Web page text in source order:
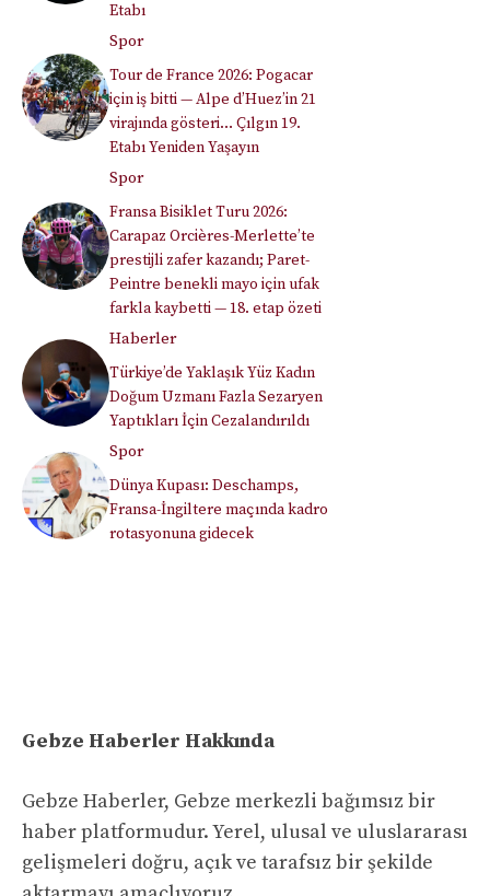
Etabı
Spor
Tour de France 2026: Pogacar
için iş bitti — Alpe d’Huez’in 21
virajında gösteri… Çılgın 19.
Etabı Yeniden Yaşayın
Spor
Fransa Bisiklet Turu 2026:
Carapaz Orcières-Merlette’te
prestijli zafer kazandı; Paret-
Peintre benekli mayo için ufak
farkla kaybetti — 18. etap özeti
Haberler
Türkiye’de Yaklaşık Yüz Kadın
Doğum Uzmanı Fazla Sezaryen
Yaptıkları İçin Cezalandırıldı
Spor
Dünya Kupası: Deschamps,
Fransa-İngiltere maçında kadro
rotasyonuna gidecek
Gebze Haberler Hakkında
Gebze Haberler, Gebze merkezli bağımsız bir
haber platformudur. Yerel, ulusal ve uluslararası
gelişmeleri doğru, açık ve tarafsız bir şekilde